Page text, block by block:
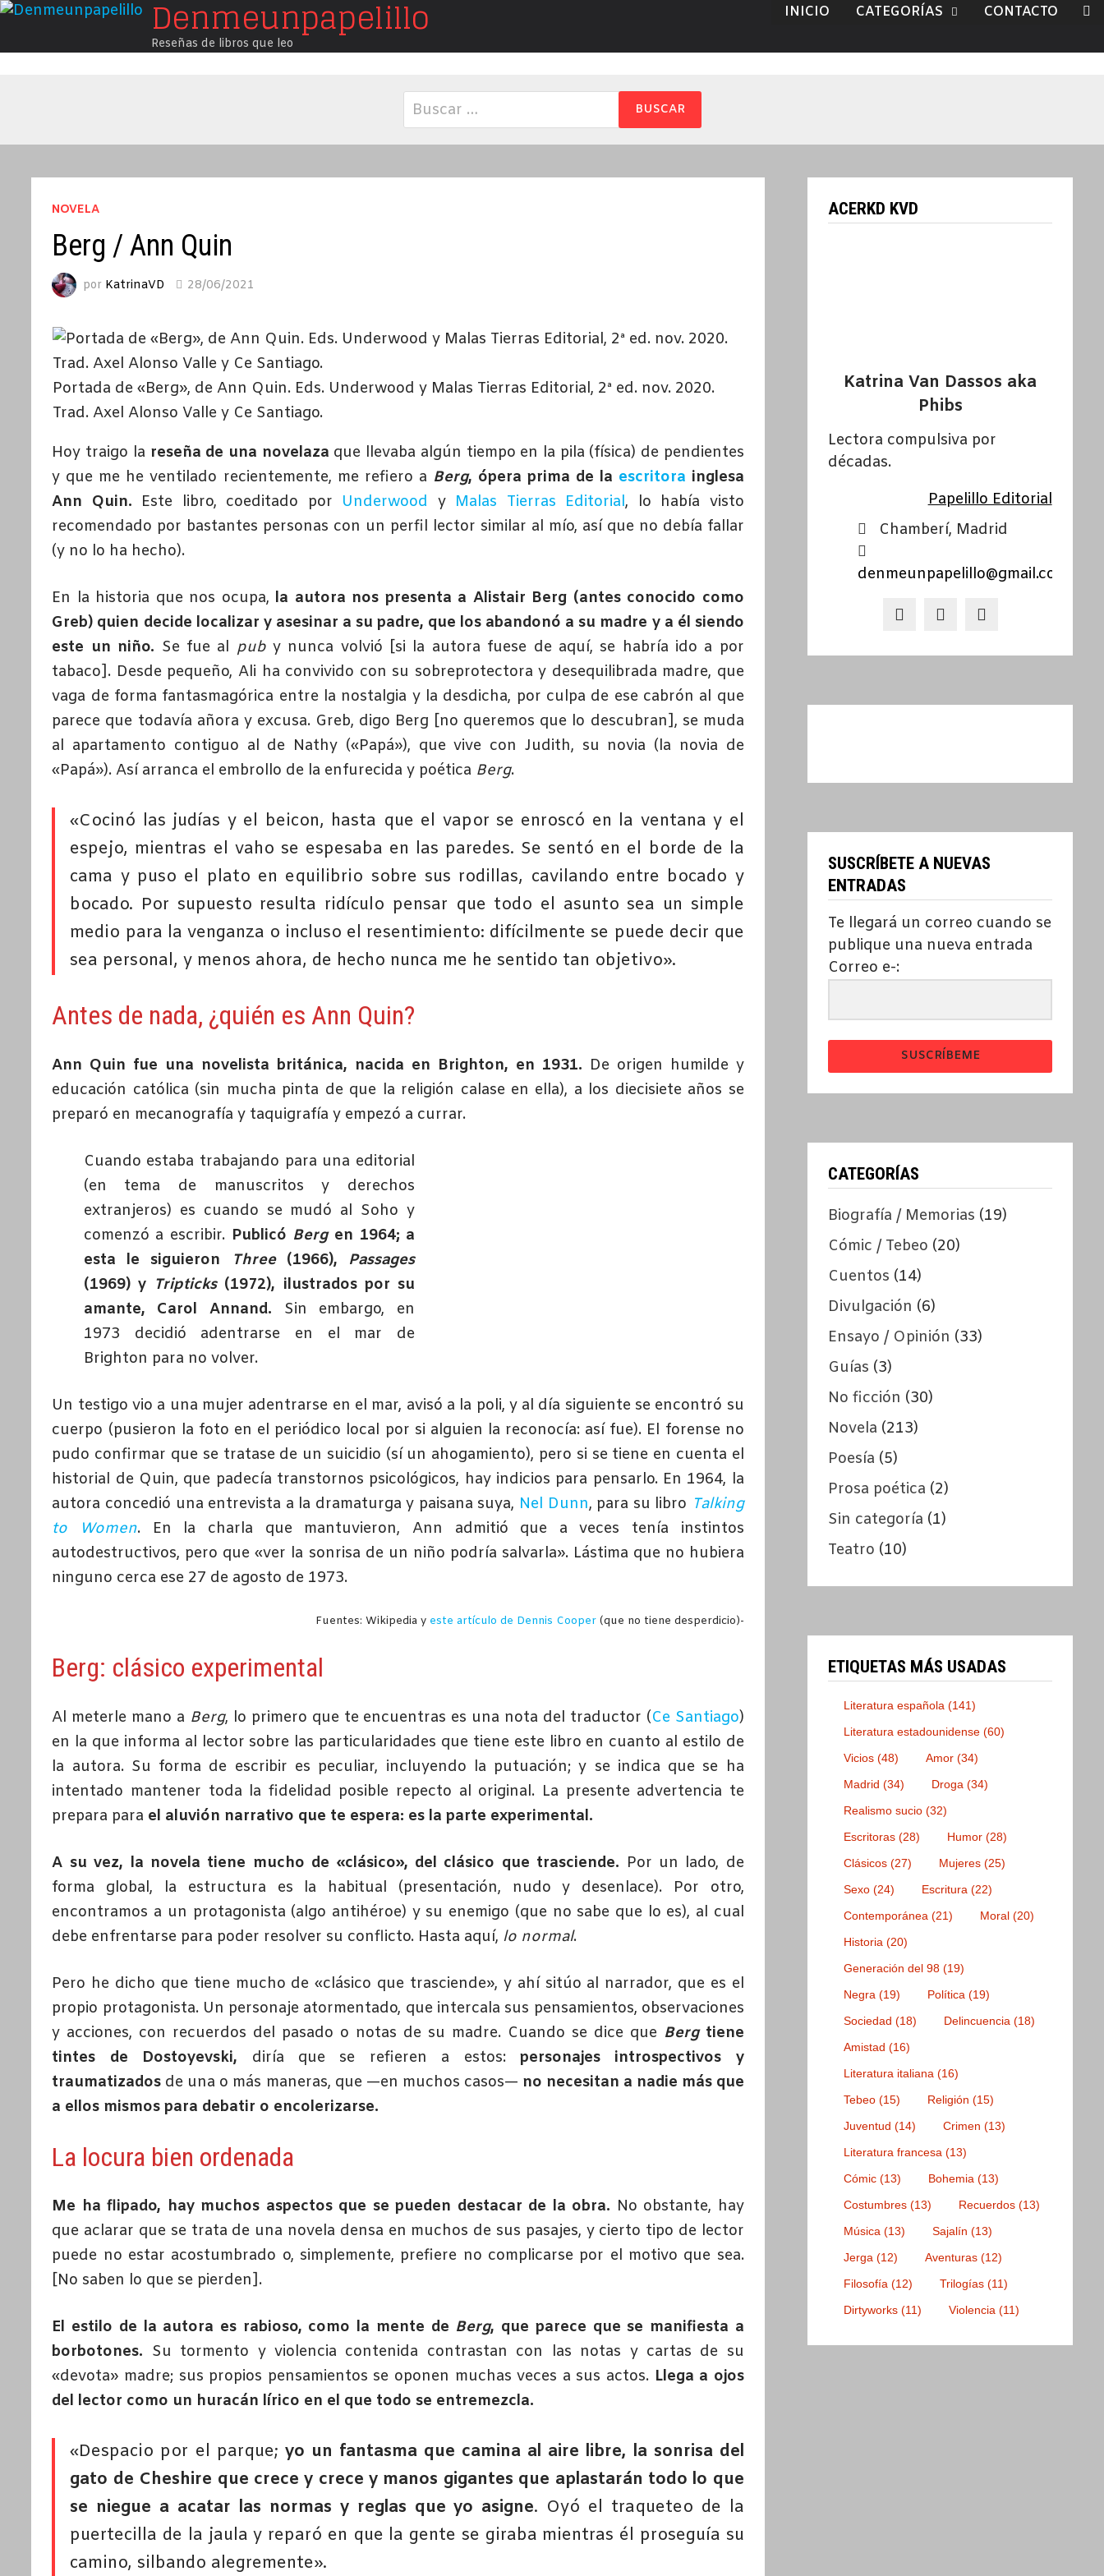
Saltar
contenido
Denmeunpapelillo
Reseñas de libros que leo
INICIO CATEGORÍAS CONTACTO
Buscar:
NOVELA
Berg / Ann Quin
por KatrinaVD 28/06/2021
Portada de «Berg», de Ann Quin. Eds. Underwood y Malas Tierras Editorial, 2ª ed. nov. 2020.
Trad. Axel Alonso Valle y Ce Santiago.
Hoy traigo la reseña de una novelaza que llevaba algún tiempo en la pila (física) de pendientes
y que me he ventilado recientemente, me refiero a Berg, ópera prima de la escritora inglesa
Ann Quin. Este libro, coeditado por Underwood y Malas Tierras Editorial, lo había visto
recomendado por bastantes personas con un perfil lector similar al mío, así que no debía fallar
(y no lo ha hecho).
En la historia que nos ocupa, la autora nos presenta a Alistair Berg (antes conocido como
Greb) quien decide localizar y asesinar a su padre, que los abandonó a su madre y a él siendo
este un niño. Se fue al puby nunca volvió [si la autora fuese de aquí, se habría ido a por
tabaco]. Desde pequeño, Ali ha convivido con su sobreprotectora y desequilibrada madre, que
vaga de forma fantasmagórica entre la nostalgia y la desdicha, por culpa de ese cabrón al que
parece que todavía añora y excusa. Greb, digo Berg [no queremos que lo descubran], se muda
al apartamento contiguo al de Nathy («Papá»), que vive con Judith, su novia (la novia de
«Papá»). Así arranca el embrollo de la enfurecida y poética Berg.
«Cocinó las judías y el beicon, hasta que el vapor se enroscó en la ventana y el
espejo, mientras el vaho se espesaba en las paredes. Se sentó en el borde de la
cama y puso el plato en equilibrio sobre sus rodillas, cavilando entre bocado y
bocado. Por supuesto resulta ridículo pensar que todo el asunto sea un simple
medio para la venganza o incluso el resentimiento: difícilmente se puede decir que
sea personal, y menos ahora, de hecho nunca me he sentido tan objetivo».
Antes de nada, ¿quién es Ann Quin?
Ann Quin fue una novelista británica, nacida en Brighton, en 1931. De origen humilde y
educación católica (sin mucha pinta de que la religión calase en ella), a los diecisiete años se
preparó en mecanografía y taquigrafía y empezó a currar.
Cuando estaba trabajando para una editorial
(en tema de manuscritos y derechos
extranjeros) es cuando se mudó al Soho y
comenzó a escribir. Publicó Bergen 1964; a
esta le siguieron
Three(1966), Passages
(1969) y Tripticks(1972), ilustrados por su
amante, Carol Annand. Sin embargo, en
1973 decidió adentrarse en el mar de
Brighton para no volver.
Un testigo vio a una mujer adentrarse en el mar, avisó a la poli, y al día siguiente se encontró su
cuerpo (pusieron la foto en el periódico local por si alguien la reconocía: así fue). El forense no
pudo confirmar que se tratase de un suicidio (sí un ahogamiento), pero si se tiene en cuenta el
historial de Quin, que padecía transtornos psicológicos, hay indicios para pensarlo. En 1964, la
autora concedió una entrevista a la dramaturga y paisana suya, Nel Dunn, para su libro Talking
to Women. En la charla que mantuvieron, Ann admitió que a veces tenía instintos
autodestructivos, pero que «ver la sonrisa de un niño podría salvarla». Lástima que no hubiera
ninguno cerca ese 27 de agosto de 1973.
Fuentes: Wikipedia y este artículo de Dennis Cooper(que no tiene desperdicio)-
Berg: clásico experimental
Al meterle mano a Berg, lo primero que te encuentras es una nota del traductor (Ce Santiago)
en la que informa al lector sobre las particularidades que tiene este libro en cuanto al estilo de
la autora. Su forma de escribir es peculiar, incluyendo la putuación; y se indica que se ha
intentado mantener toda la fidelidad posible repecto al original. La presente advertencia te
prepara para el aluvión narrativo que te espera: es la parte experimental.
A su vez, la novela tiene mucho de «clásico», del clásico que trasciende. Por un lado, de
forma global, la estructura es la habitual (presentación, nudo y desenlace). Por otro,
encontramos a un protagonista (algo antihéroe) y su enemigo (que no sabe que lo es), al cual
debe enfrentarse para poder resolver su conflicto. Hasta aquí, lo normal.
Pero he dicho que tiene mucho de «clásico que trasciende», y ahí sitúo al narrador, que es el
propio protagonista. Un personaje atormentado, que intercala sus pensamientos, observaciones
y acciones, con recuerdos del pasado o notas de su madre. Cuando se dice que Bergtiene
tintes de Dostoyevski, diría que se refieren a estos: personajes introspectivos y
traumatizados de una o más maneras, que —en muchos casos— no necesitan a nadie más que
a ellos mismos para debatir o encolerizarse.
La locura bien ordenada
Me ha flipado, hay muchos aspectos que se pueden destacar de la obra. No obstante, hay
que aclarar que se trata de una novela densa en muchos de sus pasajes, y cierto tipo de lector
puede no estar acostumbrado o, simplemente, prefiere no complicarse por el motivo que sea.
[No saben lo que se pierden].
El estilo de la autora es rabioso, como la mente de Berg, que parece que se manifiesta a
borbotones. Su tormento y violencia contenida contrastan con las notas y cartas de su
«devota» madre; sus propios pensamientos se oponen muchas veces a sus actos. Llega a ojos
del lector como un huracán lírico en el que todo se entremezcla.
«Despacio por el parque; yo un fantasma que camina al aire libre, la sonrisa del
gato de Cheshire que crece y crece y manos gigantes que aplastarán todo lo que
se niegue a acatar las normas y reglas que yo asigne. Oyó el traqueteo de la
puertecilla de la jaula y reparó en que la gente se giraba mientras él proseguía su
camino, silbando alegremente».
ACERKD KVD
Katrina Van Dassos aka
Phibs
Lectora compulsiva por
décadas.
Papelillo Editorial
Chamberí, Madrid
denmeunpapelillo@gmail.com
SUSCRÍBETE A NUEVAS
ENTRADAS
Te llegará un correo cuando se
publique una nueva entrada
Correo e-:
SUSCRÍBEME
CATEGORÍAS
Biografía / Memorias (19)
Cómic / Tebeo (20)
Cuentos (14)
Divulgación (6)
Ensayo / Opinión (33)
Guías (3)
No ficción (30)
Novela (213)
Poesía (5)
Prosa poética (2)
Sin categoría (1)
Teatro (10)
ETIQUETAS MÁS USADAS
Literatura española (141)
Literatura estadounidense (60)
Vicios (48) Amor (34)
Madrid (34) Droga (34)
Realismo sucio (32)
Escritoras (28) Humor (28)
Clásicos (27) Mujeres (25)
Sexo (24) Escritura (22)
Contemporánea (21) Moral (20)
Historia (20)
Generación del 98 (19)
Negra (19) Política (19)
Sociedad (18) Delincuencia (18)
Amistad (16)
Literatura italiana (16)
Tebeo (15) Religión (15)
Juventud (14) Crimen (13)
Literatura francesa (13)
Cómic (13) Bohemia (13)
Costumbres (13) Recuerdos (13)
Música (13) Sajalín (13)
Jerga (12) Aventuras (12)
Filosofía (12) Trilogías (11)
Dirtyworks (11) Violencia (11)